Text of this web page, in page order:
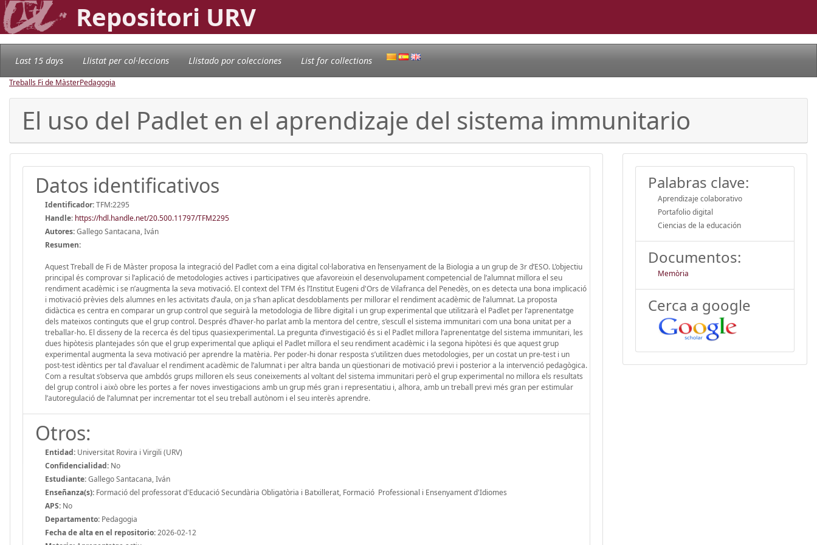
Repositori URV
Last 15 days Llistat per col·leccions Llistado por colecciones List for collections
Treballs Fi de MàsterPedagogia
El uso del Padlet en el aprendizaje del sistema immunitario
Datos identificativos
Identificador:TFM:2295
Handle: https://hdl.handle.net/20.500.11797/TFM2295
Autores:Gallego Santacana, Iván
Resumen:
Aquest Treball de Fi de Màster proposa la integració del Padlet com a eina digital col·laborativa en l’ensenyament de la Biologia a un grup de 3r d’ESO. L’objectiu
principal és comprovar si l’aplicació de metodologies actives i participatives que afavoreixin el desenvolupament competencial de l’alumnat millora el seu
rendiment acadèmic i se n’augmenta la seva motivació. El context del TFM és l’Institut Eugeni d'Ors de Vilafranca del Penedès, on es detecta una bona implicació
i motivació prèvies dels alumnes en les activitats d’aula, on ja s’han aplicat desdoblaments per millorar el rendiment acadèmic de l’alumnat. La proposta
didàctica es centra en comparar un grup control que seguirà la metodologia de llibre digital i un grup experimental que utilitzarà el Padlet per l’aprenentatge
dels mateixos continguts que el grup control. Després d’haver-ho parlat amb la mentora del centre, s’escull el sistema immunitari com una bona unitat per a
treballar-ho. El disseny de la recerca és del tipus quasiexperimental. La pregunta d’investigació és si el Padlet millora l’aprenentatge del sistema immunitari, les
dues hipòtesis plantejades són que el grup experimental que apliqui el Padlet millora el seu rendiment acadèmic i la segona hipòtesi és que aquest grup
experimental augmenta la seva motivació per aprendre la matèria. Per poder-hi donar resposta s’utilitzen dues metodologies, per un costat un pre-test i un
post-test idèntics per tal d’avaluar el rendiment acadèmic de l’alumnat i per altra banda un qüestionari de motivació previ i posterior a la intervenció pedagògica.
Com a resultat s’observa que ambdós grups milloren els seus coneixements al voltant del sistema immunitari però el grup experimental no millora els resultats
del grup control i això obre les portes a fer noves investigacions amb un grup més gran i representatiu i, alhora, amb un treball previ més gran per estimular
l’autoregulació de l’alumnat per incrementar tot el seu treball autònom i el seu interès aprendre.
Otros:
Entidad: Universitat Rovira i Virgili (URV)
Confidencialidad: No
Estudiante:Gallego Santacana, Iván
Enseñanza(s): Formació del professorat d'Educació Secundària Obligatòria i Batxillerat, Formació Professional i Ensenyament d'Idiomes
APS: No
Departamento: Pedagogia
Fecha de alta en el repositorio:2026-02-12
Palabras clave:
Aprendizaje colaborativo
Portafolio digital
Ciencias de la educación
Documentos:
Memòria
Cerca a google